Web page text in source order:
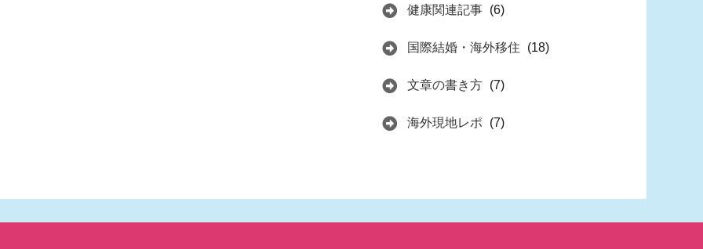
健康関連記事 (6)
国際結婚・海外移住 (18)
文章の書き方 (7)
海外現地レポ (7)